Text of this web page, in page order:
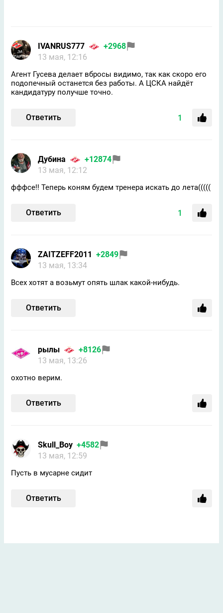
IVANRUS777
+2968
13 мая, 12:16
Агент Гусева делает вбросы видимо, так как скоро его
подопечный останется без работы. А ЦСКА найдёт
кандидатуру получше точно.
Ответить 1
Дубина
+12874
13 мая, 12:12
фффсе!! Теперь коням будем тренера искать до лета(((((
Ответить 1
ZAITZEFF2011 +2849
13 мая, 13:34
Всех хотят а возьмут опять шлак какой-нибудь.
Ответить
рылы
+8126
13 мая, 13:26
охотно верим.
Ответить
Skull_Boy +4582
13 мая, 12:59
Пусть в мусарне сидит
Ответить